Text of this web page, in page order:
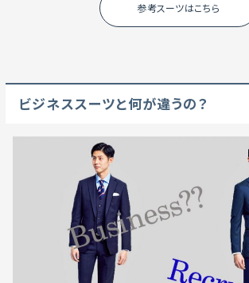
参考スーツはこちら
ビジネススーツと何が違うの？